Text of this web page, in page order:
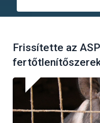
Frissítette az